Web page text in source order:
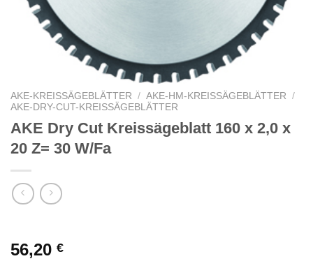
AKE-KREISSÄGEBLÄTTER / AKE-HM-KREISSÄGEBLÄTTER
/
AKE-DRY-CUT-KREISSÄGEBLÄTTER
AKE Dry Cut Kreissägeblatt 160 x 2,0 x
20 Z= 30 W/Fa
56,20 €